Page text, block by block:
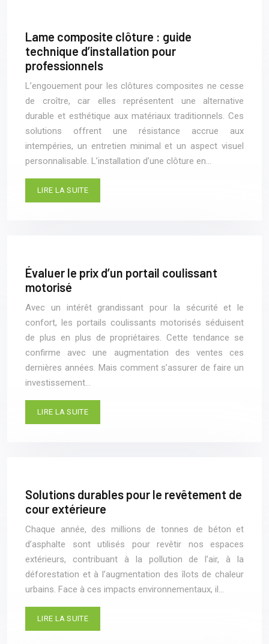
Lame composite clôture : guide
technique d’installation pour
professionnels
L’engouement pour les clôtures composites ne cesse
de croître, car elles représentent une alternative
durable et esthétique aux matériaux traditionnels. Ces
solutions offrent une résistance accrue aux
intempéries, un entretien minimal et un aspect visuel
personnalisable. L’installation d’une clôture en…
LIRE LA SUITE
Évaluer le prix d’un portail coulissant
motorisé
Avec un intérêt grandissant pour la sécurité et le
confort, les portails coulissants motorisés séduisent
de plus en plus de propriétaires. Cette tendance se
confirme avec une augmentation des ventes ces
dernières années. Mais comment s’assurer de faire un
investissement…
LIRE LA SUITE
Solutions durables pour le revêtement de
cour extérieure
Chaque année, des millions de tonnes de béton et
d’asphalte sont utilisés pour revêtir nos espaces
extérieurs, contribuant à la pollution de l’air, à la
déforestation et à l’augmentation des îlots de chaleur
urbains. Face à ces impacts environnementaux, il…
LIRE LA SUITE